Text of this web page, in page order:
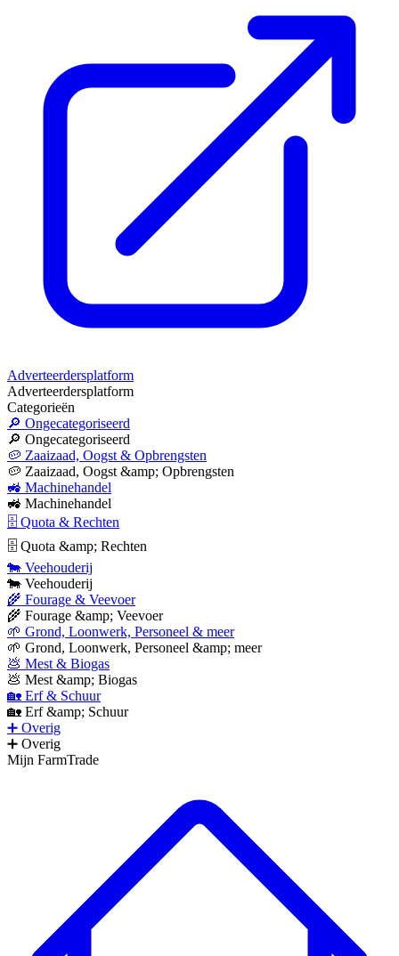
Adverteerdersplatform
Adverteerdersplatform
Categorieën
🔎 Ongecategoriseerd
🔎 Ongecategoriseerd
🥔 Zaaizaad, Oogst & Opbrengsten
🥔 Zaaizaad, Oogst &amp; Opbrengsten
🚜 Machinehandel
🚜 Machinehandel
🗄 Quota & Rechten
🗄 Quota &amp; Rechten
🐄 Veehouderij
🐄 Veehouderij
🌾 Fourage & Veevoer
🌾 Fourage &amp; Veevoer
🌱 Grond, Loonwerk, Personeel & meer
🌱 Grond, Loonwerk, Personeel &amp; meer
💩 Mest & Biogas
💩 Mest &amp; Biogas
🏡 Erf & Schuur
🏡 Erf &amp; Schuur
➕ Overig
➕ Overig
Mijn FarmTrade